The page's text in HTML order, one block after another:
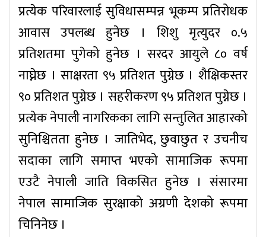
प्रत्येक परिवारलाई सुविधासम्पन्न भूकम्प प्रतिरोधक
आवास उपलब्ध हुनेछ । शिशु मृत्युदर ०.५
प्रतिशतमा पुगेको हुनेछ । सरदर आयुले ८० वर्ष
नाघ्नेछ । साक्षरता ९५ प्रतिशत पुग्नेछ । शैक्षिकस्तर
९० प्रतिशत पुग्नेछ । सहरीकरण ९५ प्रतिशत पुग्नेछ ।
प्रत्येक नेपाली नागरिकका लागि सन्तुलित आहारको
सुनिश्चितता हुनेछ । जातिभेद, छुवाछुत र उचनीच
सदाका लागि समाप्त भएको सामाजिक रूपमा
एउटै नेपाली जाति विकसित हुनेछ । संसारमा
नेपाल सामाजिक सुरक्षाको अग्रणी देशको रूपमा
चिनिनेछ ।